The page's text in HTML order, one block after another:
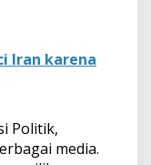
Iran karena
Politik,
media.